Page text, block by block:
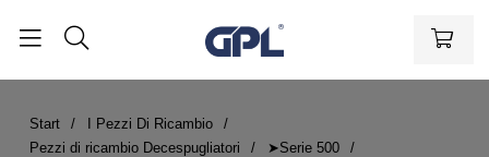
Start
I Pezzi Di Ricambio
Pezzi di ricambio Decespugliatori
➤Serie 500